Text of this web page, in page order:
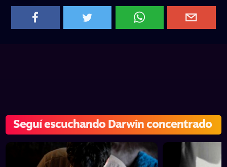
Seguí escuchando Darwin concentrado